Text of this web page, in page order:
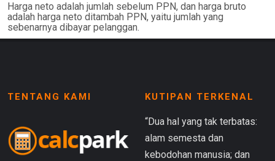
Harga neto adalah jumlah sebelum PPN, dan harga bruto
adalah harga neto ditambah PPN, yaitu jumlah yang
sebenarnya dibayar pelanggan.
TENTANG KAMI KUTIPAN TERKENAL
“Dua hal yang tak terbatas:
alam semesta dan
kebodohan manusia; dan